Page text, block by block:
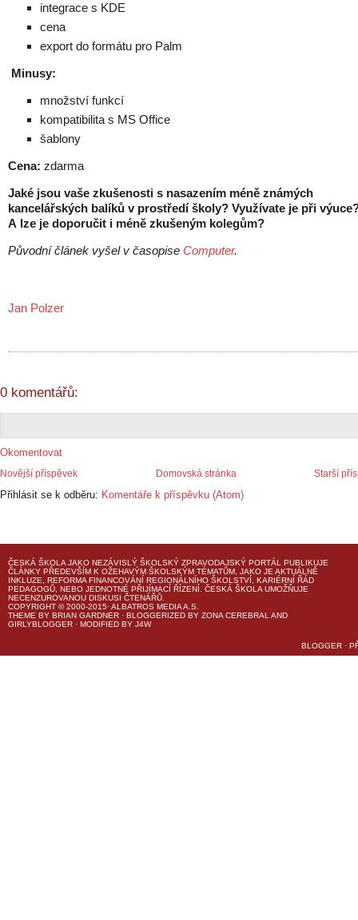
integrace s KDE
cena
export do formátu pro Palm
Minusy:
množství funkcí
kompatibilita s MS Office
šablony
Cena: zdarma
Jaké jsou vaše zkušenosti s nasazením méně známých
kancelářských balíků v prostředí školy? Využívate je při
A lze je doporučit i méně zkušeným kolegům?
Původní článek vyšel v časopise Computer.
Jan Polzer
0 komentářů:
Okomentovat
Novější příspěvek Starší
Domovská stránka
Přihlásit se k odběru: Komentáře k příspěvku (Atom)
ČESKÁ ŠKOLAJAKO NEZÁVISLÝ ŠKOLSKÝ ZPRAVODAJSKÝ PORTÁL PUBLIKUJE
ČLÁNKY PŘEDEVŠÍM K OŽEHAVÝM ŠKOLSKÝM TÉMATŮM, JAKO JE AKTUÁLNĚ
INKLUZE, REFORMA FINANCOVÁNÍ REGIONÁLNÍHO ŠKOLSTVÍ, KARIÉRNÍ ŘÁD
PEDAGOGŮ, NEBO JEDNOTNÉ PŘIJÍMACÍ ŘÍZENÍ. ČESKÁ ŠKOLAUMOŽŇUJE
NECENZUROVANOU DISKUSI ČTENÁŘŮ.
COPYRIGHT © 2000-2015· ALBATROS MEDIA A.S.
THEME BY BRIAN GARDNER · BLOGGERIZED BY ZONA CEREBRALAND
GIRLYBLOGGER · MODIFIED BY J4W
BLOGGER ·